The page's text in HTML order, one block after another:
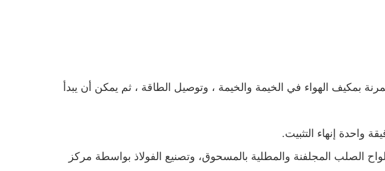
بمكيف الهواء في الخيمة والخيمة ، وتوصيل الطاقة ، ثم يمكن أن يبدأ
واحدة إنهاء التثبيت.
الصلب المجلفنة والمطلية بالمسحوق، وتصنيع الفولاذ بواسطة مركز